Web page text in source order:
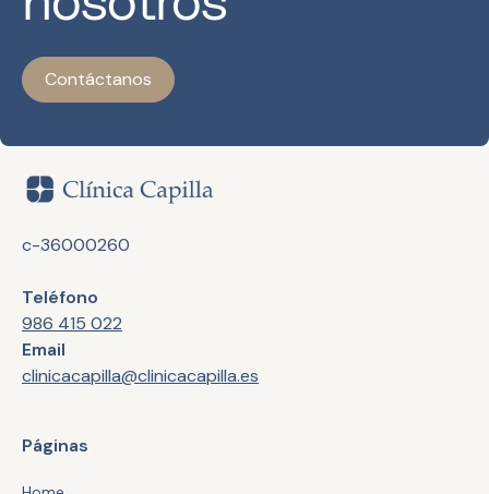
Contáctanos
c-36000260
Teléfono
986 415 022
Email
clinicacapilla@clinicacapilla.es
Páginas